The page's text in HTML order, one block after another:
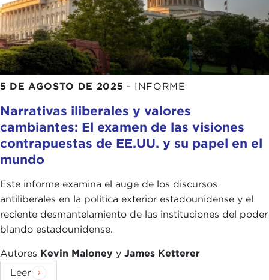
5 DE AGOSTO DE 2025 - INFORME
Narrativas iliberales y valores
cambiantes: El examen de las visiones
contrapuestas de EE.UU. y su papel en el
mundo
Este informe examina el auge de los discursos
antiliberales en la política exterior estadounidense y el
reciente desmantelamiento de las instituciones del poder
blando estadounidense.
Autores Kevin Maloney y James Ketterer
Leer